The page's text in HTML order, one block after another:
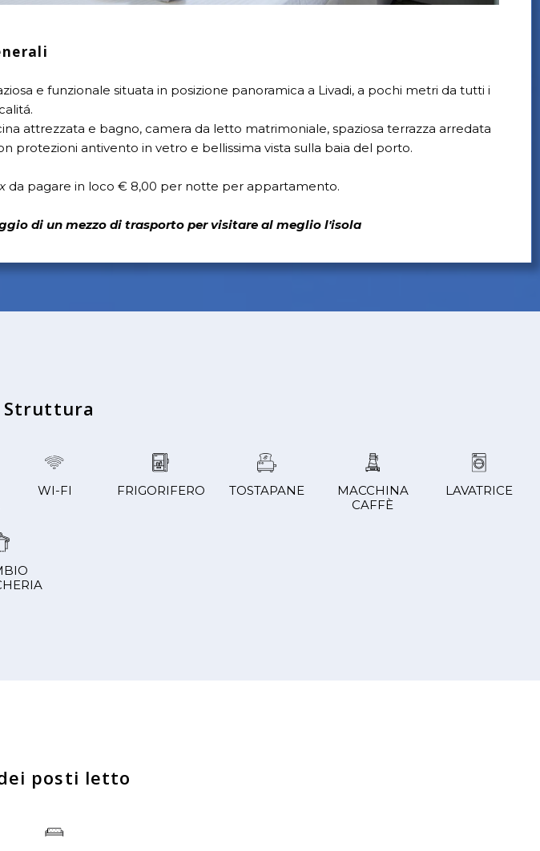
e funzionale situata in posizione panoramica a Livadi, a pochi metri da tutti i
attrezzata e bagno, camera da letto matrimoniale, spaziosa terrazza arredata
protezioni antivento in vetro e bellissima vista sulla baia del porto.
da pagare in loco € 8,00 per notte per appartamento.
di un mezzo di trasporto per visitare al meglio l'isola
Struttura
WI-FI FRIGORIFERO TOSTAPANE
MACCHINA
CAFFÈ
LAVATRICE
posti letto